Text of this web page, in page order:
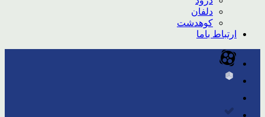
دلفان
کوهدشت
ارتباط باما